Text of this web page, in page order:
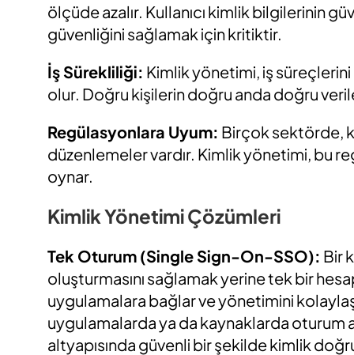
ölçüde azalır. Kullanıcı kimlik bilgilerinin
güvenliğini sağlamak için kritiktir.
İş Sürekliliği: Kimlik yönetimi, iş
olur. Doğru kişilerin doğru anda doğru
Regülasyonlara Uyum: Birçok sektörde,
düzenlemeler vardır. Kimlik yönetimi, bu
oynar.
Kimlik Yönetimi Çözümleri
Tek Oturum (Single Sign-On-SSO): Bir
oluşturmasını sağlamak yerine tek bir
uygulamalara bağlar ve yönetimini
uygulamalarda ya da kaynaklarda oturum
altyapısında güvenli bir şekilde kimlik